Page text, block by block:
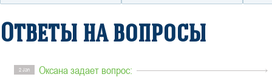
Ответы на вопросы
2 Jan Оксана задает вопрос: